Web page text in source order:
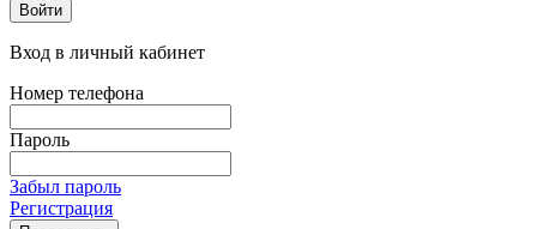
Войти
Вход в личный кабинет
Номер телефона
Пароль
Забыл пароль
Регистрация